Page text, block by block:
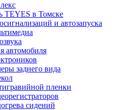
TEYES в Томске
и автозапуска
автомобиля
заднего вида
пленки
сидений